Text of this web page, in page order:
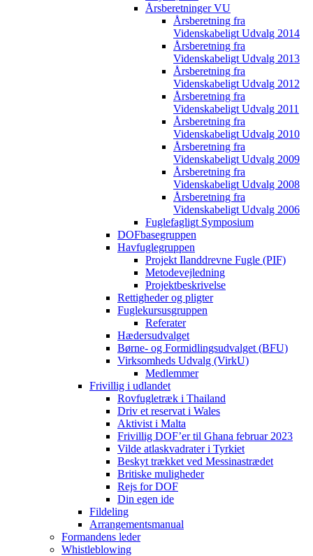
Årsberetninger VU
Årsberetning fra
Videnskabeligt Udvalg 2014
Årsberetning fra
Videnskabeligt Udvalg 2013
Årsberetning fra
Videnskabeligt Udvalg 2012
Årsberetning fra
Videnskabeligt Udvalg 2011
Årsberetning fra
Videnskabeligt Udvalg 2010
Årsberetning fra
Videnskabeligt Udvalg 2009
Årsberetning fra
Videnskabeligt Udvalg 2008
Årsberetning fra
Videnskabeligt Udvalg 2006
Fuglefagligt Symposium
DOFbasegruppen
Havfuglegruppen
Projekt Ilanddrevne Fugle (PIF)
Metodevejledning
Projektbeskrivelse
Rettigheder og pligter
Fuglekursusgruppen
Referater
Hædersudvalget
Børne- og Formidlingsudvalget (BFU)
Virksomheds Udvalg (VirkU)
Medlemmer
Frivillig i udlandet
Rovfugletræk i Thailand
Driv et reservat i Wales
Aktivist i Malta
Frivillig DOF’er til Ghana februar 2023
Vilde atlaskvadrater i Tyrkiet
Beskyt trækket ved Messinastrædet
Britiske muligheder
Rejs for DOF
Din egen ide
Fildeling
Arrangementsmanual
Formandens leder
Whistleblowing